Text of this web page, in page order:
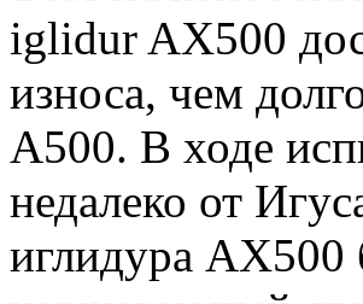
iglidur AX500
износа, чем
A500. В ходе
недалеко от
иглидура AX500